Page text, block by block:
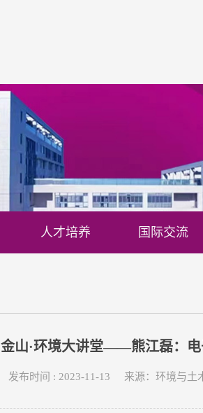
人才培养 国际交流
金山·环境大讲堂——熊江磊：电
发布时间 : 2023-11-13 来源：环境与土